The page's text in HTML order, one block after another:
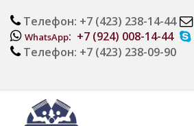
Телефон: +7 (423) 238-14-44
WhatsApp: +7 (924) 008-14-44
Телефон: +7 (423) 238-09-90